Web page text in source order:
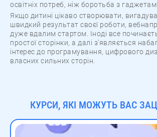
освітніх потреб, ніж боротьба з
Якщо дитині цікаво створювати,
швидкий результат своєї роботи,
дуже вдалим стартом. Іноді все
простої сторінки, а далі з’являється
інтерес до програмування, цифрового
власних сильних сторін.
КУРСИ, ЯКІ МОЖУТЬ ВАС